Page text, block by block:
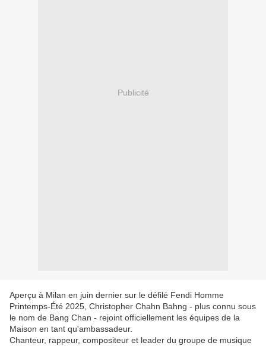
Publicité
Aperçu à Milan en juin dernier sur le défilé Fendi Homme
Printemps-Été 2025, Christopher Chahn Bahng - plus connu sous
le nom de Bang Chan - rejoint officiellement les équipes de la
Maison en tant qu'ambassadeur.
Chanteur, rappeur, compositeur et leader du groupe de musique